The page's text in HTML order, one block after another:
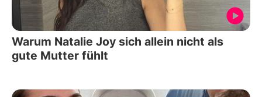
Warum Natalie Joy sich allein nicht als
gute Mutter fühlt